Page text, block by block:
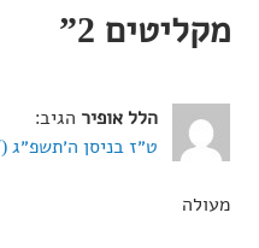
מקליטים 2
”
הלל אופיר הגיב:
ט״ז בניסן ה׳תשפ״ג (7 באפריל 2023) בשעה 15:02
מעולה